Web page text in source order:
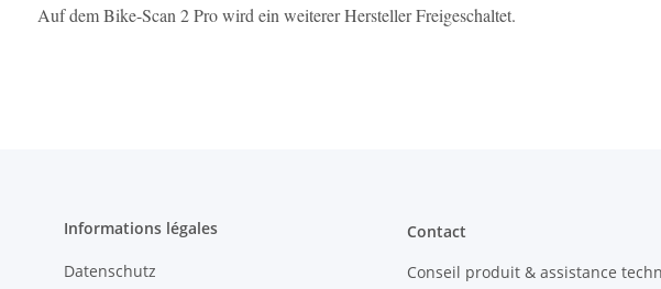
Auf dem Bike-Scan 2 Pro wird ein weiterer Hersteller Freigeschaltet.
Informations légales
Datenschutz
Contact
Conseil produit & assistance